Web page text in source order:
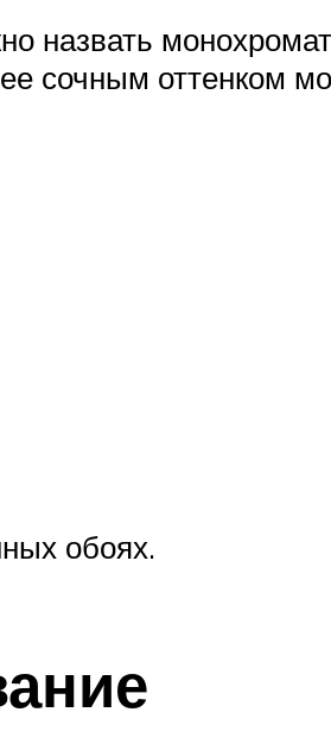
назвать
сочным оттенком
обоях.